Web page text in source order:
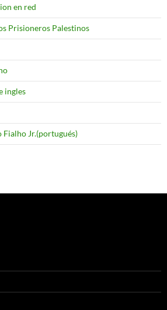
en red
Prisioneros Palestinos
ingles
Jr.(portugués)